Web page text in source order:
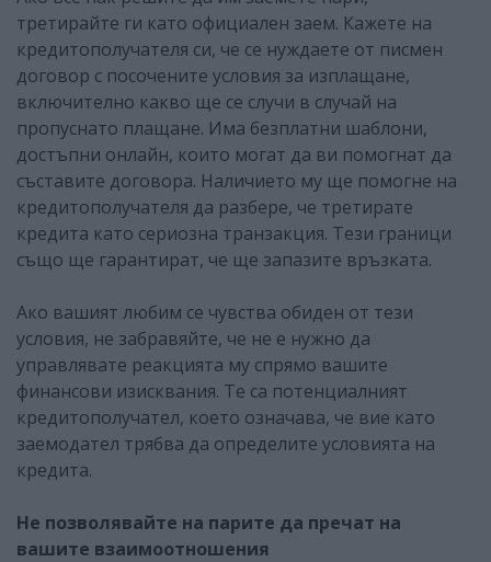
третирайте ги като официален заем. Кажете на
кредитополучателя си, че се нуждаете от писмен
договор с посочените условия за изплащане,
включително какво ще се случи в случай на
пропуснато плащане. Има безплатни шаблони,
достъпни онлайн, които могат да ви помогнат да
съставите договора. Наличието му ще помогне на
кредитополучателя да разбере, че третирате
кредита като сериозна транзакция. Тези граници
също ще гарантират, че ще запазите връзката.
Ако вашият любим се чувства обиден от тези
условия, не забравяйте, че не е нужно да
управлявате реакцията му спрямо вашите
финансови изисквания. Те са потенциалният
кредитополучател, което означава, че вие като
заемодател трябва да определите условията на
кредита.
Не позволявайте на парите да пречат на
вашите взаимоотношения